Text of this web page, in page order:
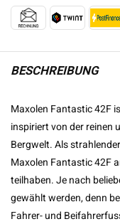
BESCHREIBUNG
Maxolen Fantastic 42F
inspiriert von der reinen
Bergwelt. Als
Maxolen Fantastic 42F
teilhaben. Je nach
gewählt werden, denn
Fahrer- und